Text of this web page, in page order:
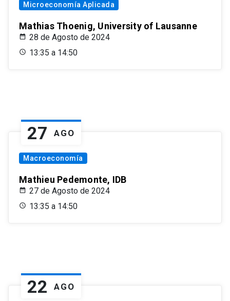
Microeconomía Aplicada
Mathias Thoenig, University of Lausanne
28 de Agosto de 2024
13:35 a 14:50
27 AGO
Macroeconomía
Mathieu Pedemonte, IDB
27 de Agosto de 2024
13:35 a 14:50
22 AGO